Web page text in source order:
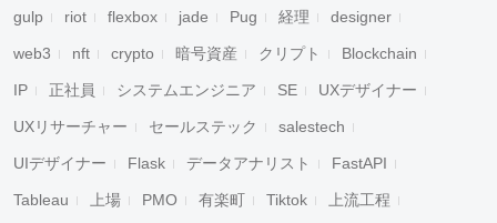
gulp riot flexbox jade Pug 経理 designer
web3 nft crypto 暗号資産 クリプト Blockchain
IP 正社員 システムエンジニア SE UXデザイナー
UXリサーチャー セールステック salestech
UIデザイナー Flask データアナリスト FastAPI
Tableau 上場 PMO 有楽町 Tiktok 上流工程